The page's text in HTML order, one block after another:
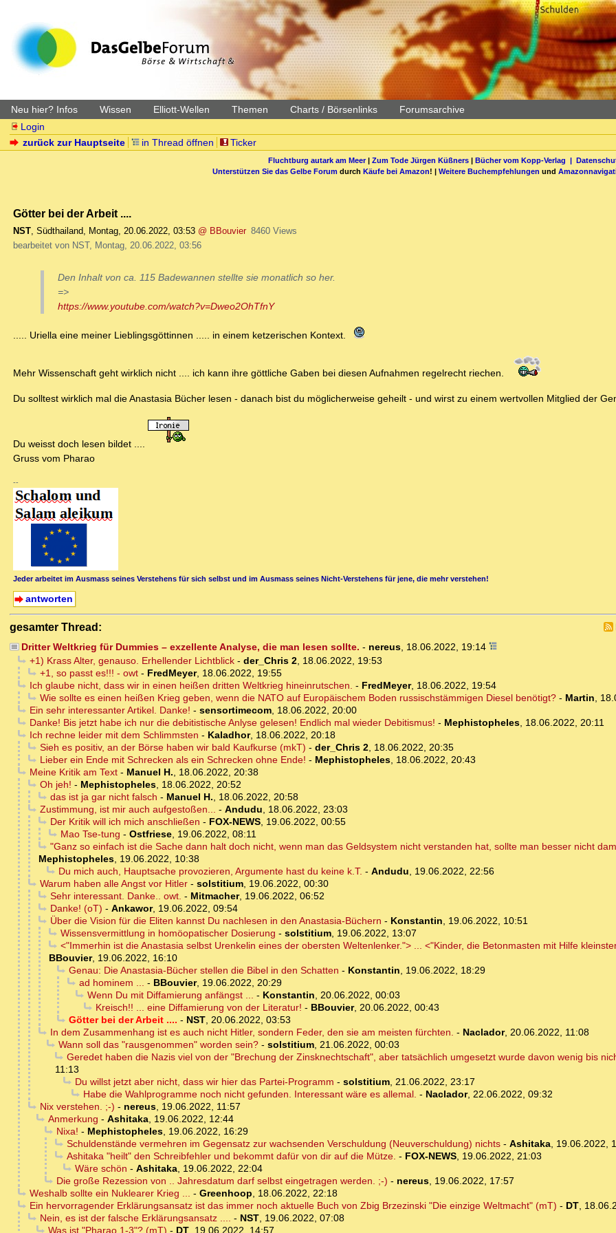
Neu hier? Infos Wissen Elliott-Wellen Themen Charts / Börsenlinks Forumsarchive
Login
zurück zur Hauptseite
in Thread öffnen Ticker
Fluchtburg autark am Meer| Zum Tode Jürgen Küßners| Bücher vom Kopp-Verlag |
Unterstützen Sie das Gelbe Forum durch Käufe bei Amazon! | Weitere Buchempfehlungen und
Götter bei der Arbeit ....
NST, Südthailand, Montag, 20.06.2022, 03:53 @ BBouvier 8460 Views
bearbeitet von NST, Montag, 20.06.2022, 03:56
Den Inhalt von ca. 115 Badewannen stellte sie monatlich so her.
=>
https://www.youtube.com/watch?v=Dweo2OhTfnY
..... Uriella eine meiner Lieblingsgöttinnen ..... in einem ketzerischen Kontext.
Mehr Wissenschaft geht wirklich nicht .... ich kann ihre göttliche Gaben bei diesen Aufnahmen regelrecht riechen.
Du solltest wirklich mal die Anastasia Bücher lesen - danach bist du möglicherweise geheilt - und wirst zu einem wertvollen Mitglied der
Du weisst doch lesen bildet ....
Gruss vom Pharao
--
Jeder arbeitet im Ausmass seines Verstehens für sich selbst und im Ausmass seines Nicht-Verstehens für jene, die mehr verstehen!
antworten
gesamter Thread:
Dritter Weltkrieg für Dummies – exzellente Analyse, die man lesen sollte. - nereus, 18.06.2022, 19:14
+1) Krass Alter, genauso. Erhellender Lichtblick- der_Chris 2, 18.06.2022, 19:53
+1, so passt es!!! - owt- FredMeyer, 18.06.2022, 19:55
Ich glaube nicht, dass wir in einen heißen dritten Weltkrieg hineinrutschen. - FredMeyer, 18.06.2022, 19:54
Wie sollte es einen heißen Krieg geben, wenn die NATO auf Europäischem Boden russischstämmigen Diesel benötigt?- Martin,
Ein sehr interessanter Artikel. Danke! - sensortimecom, 18.06.2022, 20:00
Danke! Bis jetzt habe ich nur die debitistische Anlyse gelesen! Endlich mal wieder Debitismus! - Mephistopheles, 18.06.2022, 20:11
Ich rechne leider mit dem Schlimmsten - Kaladhor, 18.06.2022, 20:18
Sieh es positiv, an der Börse haben wir bald Kaufkurse (mkT) - der_Chris 2, 18.06.2022, 20:35
Lieber ein Ende mit Schrecken als ein Schrecken ohne Ende! - Mephistopheles, 18.06.2022, 20:43
Meine Kritik am Text- Manuel H., 18.06.2022, 20:38
Oh jeh! - Mephistopheles, 18.06.2022, 20:52
das ist ja gar nicht falsch - Manuel H., 18.06.2022, 20:58
Zustimmung, ist mir auch aufgestoßen... - Andudu, 18.06.2022, 23:03
Der Kritik will ich mich anschließen - FOX-NEWS, 19.06.2022, 00:55
Mao Tse-tung - Ostfriese, 19.06.2022, 08:11
"Ganz so einfach ist die Sache dann halt doch nicht, wenn man das Geldsystem nicht verstanden hat, sollte man besser nicht
Mephistopheles, 19.06.2022, 10:38
Du mich auch, Hauptsache provozieren, Argumente hast du keine k.T. - Andudu, 19.06.2022, 22:56
Warum haben alle Angst vor Hitler- solstitium, 19.06.2022, 00:30
Sehr interessant. Danke.. owt. - Mitmacher, 19.06.2022, 06:52
Danke! (oT) - Ankawor, 19.06.2022, 09:54
Über die Vision für die Eliten kannst Du nachlesen in den Anastasia-Büchern - Konstantin, 19.06.2022, 10:51
Wissensvermittlung in homöopatischer Dosierung - solstitium, 19.06.2022, 13:07
<"Immerhin ist die Anastasia selbst Urenkelin eines der obersten Weltenlenker."> ... <"Kinder, die Betonmasten mit Hilfe
BBouvier, 19.06.2022, 16:10
Genau: Die Anastasia-Bücher stellen die Bibel in den Schatten - Konstantin, 19.06.2022, 18:29
ad hominem ... - BBouvier, 19.06.2022, 20:29
Wenn Du mit Diffamierung anfängst ... - Konstantin, 20.06.2022, 00:03
Kreisch!! ... eine Diffamierung von der Literatur! - BBouvier, 20.06.2022, 00:43
Götter bei der Arbeit .... - NST, 20.06.2022, 03:53
In dem Zusammenhang ist es auch nicht Hitler, sondern Feder, den sie am meisten fürchten. - Naclador, 20.06.2022, 11:08
Wann soll das "rausgenommen" worden sein?- solstitium, 21.06.2022, 00:03
Geredet haben die Nazis viel von der "Brechung der Zinsknechtschaft", aber tatsächlich umgesetzt wurde davon wenig bis
11:13
Du willst jetzt aber nicht, dass wir hier das Partei-Programm - solstitium, 21.06.2022, 23:17
Habe die Wahlprogramme noch nicht gefunden. Interessant wäre es allemal. - Naclador, 22.06.2022, 09:32
Nix verstehen. ;-) - nereus, 19.06.2022, 11:57
Anmerkung - Ashitaka, 19.06.2022, 12:44
Nixa! - Mephistopheles, 19.06.2022, 16:29
Schuldenstände vermehren im Gegensatz zur wachsenden Verschuldung (Neuverschuldung) nichts- Ashitaka, 19.06.2022,
Ashitaka "heilt" den Schreibfehler und bekommt dafür von dir auf die Mütze. - FOX-NEWS, 19.06.2022, 21:03
Wäre schön - Ashitaka, 19.06.2022, 22:04
Die große Rezession von .. Jahresdatum darf selbst eingetragen werden. ;-) - nereus, 19.06.2022, 17:57
Weshalb sollte ein Nuklearer Krieg ... - Greenhoop, 18.06.2022, 22:18
Ein hervorragender Erklärungsansatz ist das immer noch aktuelle Buch von Zbig Brzezinski "Die einzige Weltmacht" (mT) - DT,
Nein, es ist der falsche Erklärungsansatz .... - NST, 19.06.2022, 07:08
Was ist "Pharao 1-3"? (mT) - DT, 19.06.2022, 14:57